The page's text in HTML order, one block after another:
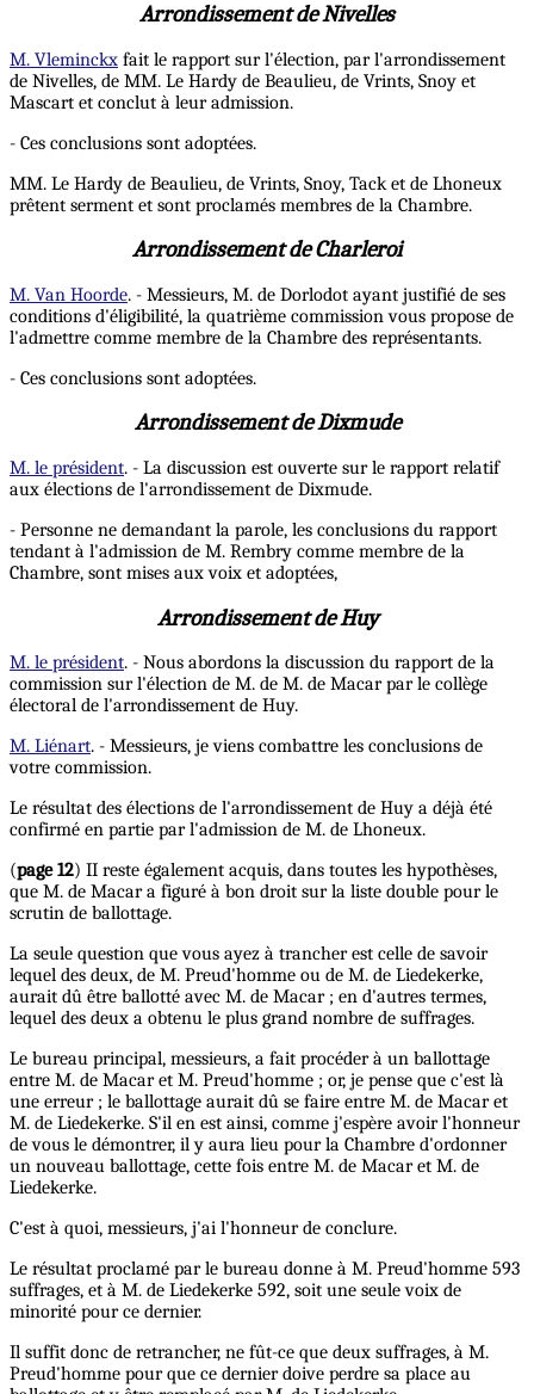
Arrondissement de Nivelles
M. Vleminckx fait le rapport sur l'élection, par l'arrondissement
de Nivelles, de MM. Le Hardy de Beaulieu, de Vrints, Snoy et
Mascart et conclut à leur admission.
- Ces conclusions sont adoptées.
MM. Le Hardy de Beaulieu, de Vrints, Snoy, Tack et de Lhoneux
prêtent serment et sont proclamés membres de la Chambre.
Arrondissement de Charleroi
M. Van Hoorde. - Messieurs, M. de Dorlodot ayant justifié de ses
conditions d'éligibilité, la quatrième commission vous propose de
l'admettre comme membre de la Chambre des représentants.
- Ces conclusions sont adoptées.
Arrondissement de Dixmude
M. le président. - La discussion est ouverte sur le rapport relatif
aux élections de l'arrondissement de Dixmude.
- Personne ne demandant la parole, les conclusions du rapport
tendant à l'admission de M. Rembry comme membre de la
Chambre, sont mises aux voix et adoptées,
Arrondissement de Huy
M. le président. - Nous abordons la discussion du rapport de la
commission sur l'élection de M. de M. de Macar par le collège
électoral de l'arrondissement de Huy.
M. Liénart. - Messieurs, je viens combattre les conclusions de
votre commission.
Le résultat des élections de l'arrondissement de Huy a déjà été
confirmé en partie par l'admission de M. de Lhoneux.
(page 12) II reste également acquis, dans toutes les hypothèses,
que M. de Macar a figuré à bon droit sur la liste double pour le
scrutin de ballottage.
La seule question que vous ayez à trancher est celle de savoir
lequel des deux, de M. Preud'homme ou de M. de Liedekerke,
aurait dû être ballotté avec M. de Macar ; en d'autres termes,
lequel des deux a obtenu le plus grand nombre de suffrages.
Le bureau principal, messieurs, a fait procéder à un ballottage
entre M. de Macar et M. Preud'homme ; or, je pense que c'est là
une erreur ; le ballottage aurait dû se faire entre M. de Macar et
M. de Liedekerke. S'il en est ainsi, comme j'espère avoir l'honneur
de vous le démontrer, il y aura lieu pour la Chambre d'ordonner
un nouveau ballottage, cette fois entre M. de Macar et M. de
Liedekerke.
C'est à quoi, messieurs, j'ai l'honneur de conclure.
Le résultat proclamé par le bureau donne à M. Preud'homme 593
suffrages, et à M. de Liedekerke 592, soit une seule voix de
minorité pour ce dernier.
Il suffit donc de retrancher, ne fût-ce que deux suffrages, à M.
Preud'homme pour que ce dernier doive perdre sa place au